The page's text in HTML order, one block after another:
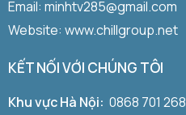
Email: minhtv285@gmail.com
Website: www.chillgroup.net
KẾT NỐI VỚI CHÚNG TÔI
Khu vực Hà Nội: 0868 701 268